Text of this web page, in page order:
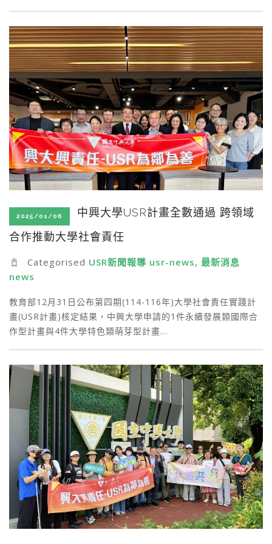
2025/01/06
中興大學USR計畫全數通過 跨領域
合作推動大學社會責任
Categorised USR新聞報導 usr-news, 最新消息
news
教育部12月31日公布第四期(114-116年)大學社會責任實踐計
畫(USR計畫)核定結果，中興大學申請的1件永續發展類國際合
作型計畫與4件大學特色類萌芽型計畫…